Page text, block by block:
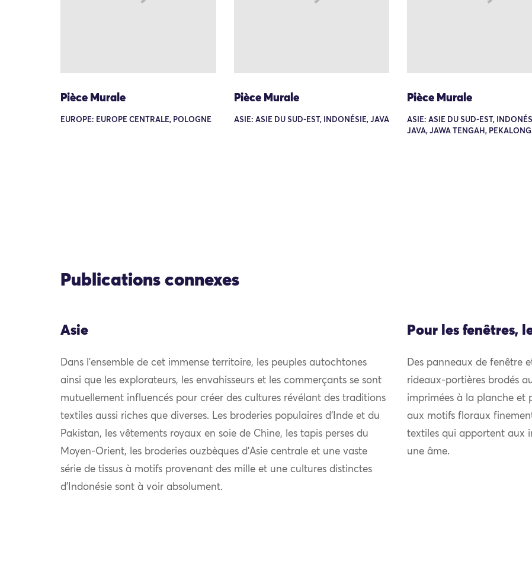
Pièce Murale
EUROPE: EUROPE CENTRALE, POLOGNE
Pièce Murale
ASIE: ASIE DU SUD-EST, INDONÉSIE, JAVA
Pièce Murale
ASIE: ASIE DU SUD-EST,
JAVA, JAWA TENGAH,
Publications connexes
Asie
Dans l’ensemble de cet immense territoire, les peuples autochtones
ainsi que les explorateurs, les envahisseurs et les commerçants se sont
mutuellement influencés pour créer des cultures révélant des traditions
textiles aussi riches que diverses. Les broderies populaires d’Inde et du
Pakistan, les vêtements royaux en soie de Chine, les tapis perses du
Moyen-Orient, les broderies ouzbèques d’Asie centrale et une vaste
série de tissus à motifs provenant des mille et une cultures distinctes
d’Indonésie sont à voir absolument.
Pour les fenêtres,
Des panneaux de fenêtre
rideaux-portières brodés
imprimées à la planche et
aux motifs floraux
textiles qui apportent aux
une âme.